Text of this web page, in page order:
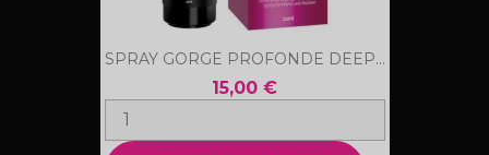
SPRAY GORGE PROFONDE DEEP...
15,00 €